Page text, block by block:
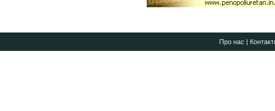
Про нас |